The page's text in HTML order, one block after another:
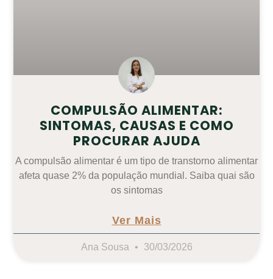
COMPULSÃO ALIMENTAR:
SINTOMAS, CAUSAS E COMO
PROCURAR AJUDA
A compulsão alimentar é um tipo de transtorno alimentar
afeta quase 2% da população mundial. Saiba quai são
os sintomas
Ver Mais
Ana Sousa 30/03/2026